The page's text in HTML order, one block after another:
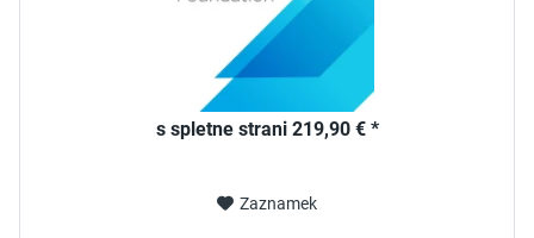
s spletne strani 219,90 € *
Zaznamek